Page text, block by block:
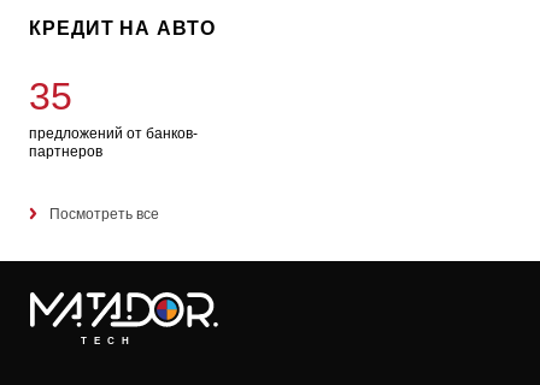
КРЕДИТ НА АВТО
35
предложений от банков-
партнеров
Посмотреть все
TECH